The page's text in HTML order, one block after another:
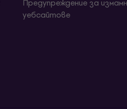
Предупреждение за
уебсайтове